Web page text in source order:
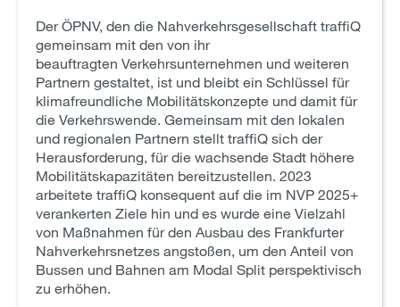
Der ÖPNV, den die Nahverkehrsgesellschaft traffiQ
gemeinsam mit den von ihr
beauftragten Verkehrsunternehmen und weiteren
Partnern gestaltet, ist und bleibt ein Schlüssel für
klimafreundliche Mobilitätskonzepte und damit für
die Verkehrswende. Gemeinsam mit den lokalen
und regionalen Partnern stellt traffiQ sich der
Herausforderung, für die wachsende Stadt höhere
Mobilitätskapazitäten bereitzustellen. 2023
arbeitete traffiQ konsequent auf die im NVP 2025+
verankerten Ziele hin und es wurde eine Vielzahl
von Maßnahmen für den Ausbau des Frankfurter
Nahverkehrsnetzes angstoßen, um den Anteil von
Bussen und Bahnen am Modal Split perspektivisch
zu erhöhen.